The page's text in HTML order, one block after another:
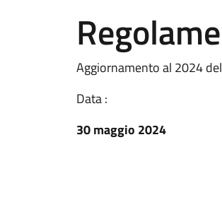
Aggiornamento al 2024
Data :
30 maggio 2024